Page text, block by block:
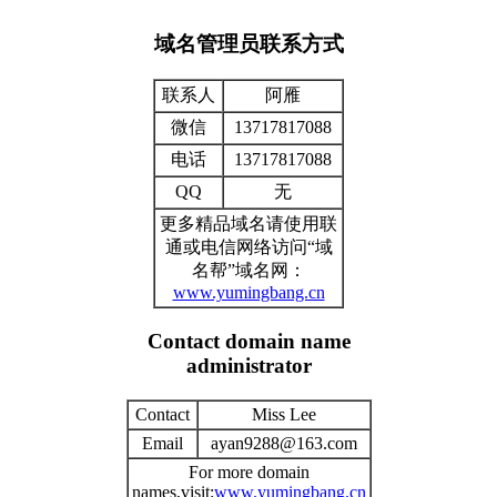
域名管理员联系方式
联系人
阿雁
微信
13717817088
电话
13717817088
QQ
无
更多精品域名请使用联
通或电信网络访问“域
名帮”域名网：
www.yumingbang.cn
Contact domain name
administrator
Contact
Miss Lee
Email
ayan9288@163.com
For more domain
names,visit:www.yumingbang.cn